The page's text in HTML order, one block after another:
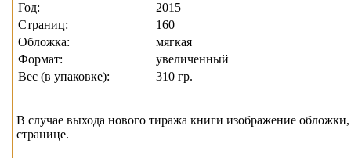
Год:
2015
Страниц:
160
Обложка:
мягкая
Формат:
увеличенный
Вес (в упаковке):
310 гр.
В случае выхода нового тиража книги изображение
странице.